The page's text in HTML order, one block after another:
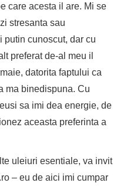
care acesta il are. Mi se
stresanta sau
putin cunoscut, dar cu
preferat de-al meu il
datorita faptului ca
ma binedispuna. Cu
sa imi dea energie, de
aceasta preferinta a
uleiuri esentiale, va invit
– eu de aici imi cumpar